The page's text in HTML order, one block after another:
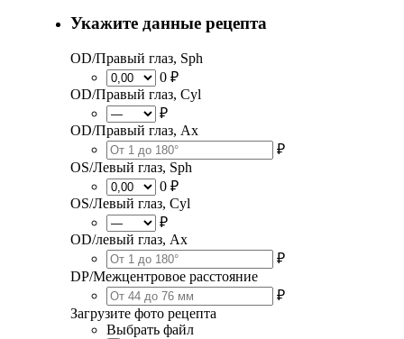
Укажите данные рецепта
OD/Правый глаз, Sph
0 ₽
OD/Правый глаз, Cyl
₽
OD/Правый глаз, Ax
₽
OS/Левый глаз, Sph
0 ₽
OS/Левый глаз, Cyl
₽
OD/левый глаз, Ax
₽
DP/Межцентровое расстояние
₽
Загрузите фото рецепта
Выбрать файл